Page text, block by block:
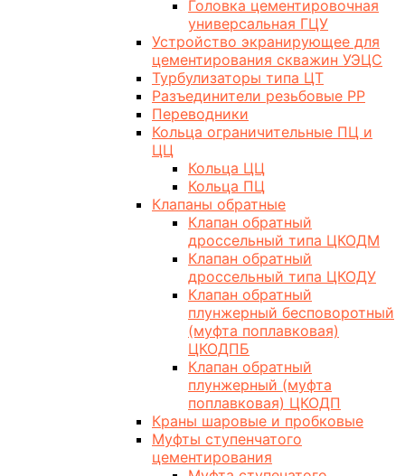
Головка цементировочная
универсальная ГЦУ
Устройство экранирующее для
цементирования скважин УЭЦС
Турбулизаторы типа ЦТ
Разъединители резьбовые РР
Переводники
Кольца ограничительные ПЦ и
ЦЦ
Кольца ЦЦ
Кольца ПЦ
Клапаны обратные
Клапан обратный
дроссельный типа ЦКОДМ
Клапан обратный
дроссельный типа ЦКОДУ
Клапан обратный
плунжерный бесповоротный
(муфта поплавковая)
ЦКОДПБ
Клапан обратный
плунжерный (муфта
поплавковая) ЦКОДП
Краны шаровые и пробковые
Муфты ступенчатого
цементирования